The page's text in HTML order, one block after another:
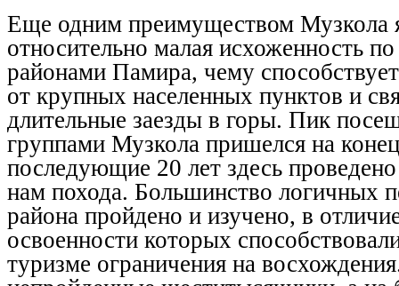
Еще одним преимуществом Музкола
относительно малая исхоженность
районами Памира, чему
от крупных населенных пунктов и
длительные заезды в горы. Пик
группами Музкола пришелся на
последующие 20 лет здесь
нам похода. Большинство логичных
района пройдено и изучено, в
освоенности которых
туризме ограничения на